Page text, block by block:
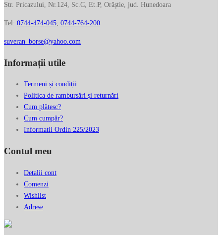
Str. Pricazului, Nr.124, Sc.C, Et.P, Orăștie, jud. Hunedoara
Tel: 0744-474-045; 0744-764-200
suveran_borse@yahoo.com
Informații utile
Termeni și condiții
Politica de rambursări și returnări
Cum plătesc?
Cum cumpăr?
Informatii Ordin 225/2023
Contul meu
Detalii cont
Comenzi
Wishlist
Adrese